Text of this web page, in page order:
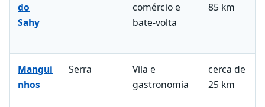
do
Sahy
comércio e
bate-volta
85 km
Mangui
nhos
Serra
Vila e
gastronomia
cerca de
25 km